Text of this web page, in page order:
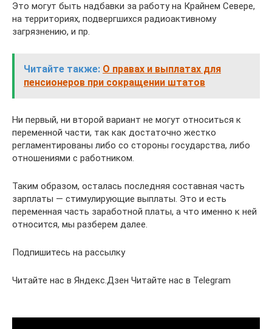
Это могут быть надбавки за работу на Крайнем Севере,
на территориях, подвергшихся радиоактивному
загрязнению, и пр.
Читайте также: О правах и выплатах для
пенсионеров при сокращении штатов
Ни первый, ни второй вариант не могут относиться к
переменной части, так как достаточно жестко
регламентированы либо со стороны государства, либо
отношениями с работником.
Таким образом, осталась последняя составная часть
зарплаты — стимулирующие выплаты. Это и есть
переменная часть заработной платы, а что именно к ней
относится, мы разберем далее.
Подпишитесь на рассылку
Читайте нас в Яндекс.Дзен Читайте нас в Telegram